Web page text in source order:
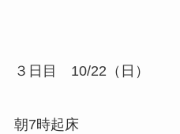
３日目 10/22（日）
朝7時起床